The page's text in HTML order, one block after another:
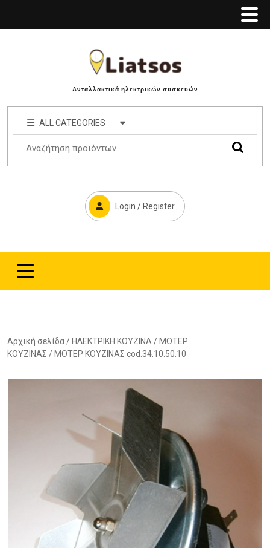
Ανταλλακτικά ηλεκτρικών συσκευών
ALL CATEGORIES
Login / Register
Αρχική σελίδα / ΗΛΕΚΤΡΙΚΗ ΚΟΥΖΙΝΑ / ΜΟΤΕΡ
ΚΟΥΖΙΝΑΣ / ΜΟΤΕΡ ΚΟΥΖΙΝΑΣ cod.34.10.50.10